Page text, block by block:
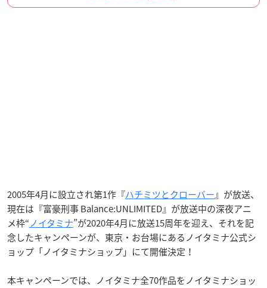
2005年4月に設立され第1作『ハチミツとクローバー』が放送、
現在は『富豪刑事 Balance:UNLIMITED』が放送中の深夜アニ
メ枠“ノイタミナ”が2020年4月に放送15周年を迎え、それを記
念したキャンペーンが、東京・お台場にあるノイタミナ公式シ
ョップ「ノイタミナショップ」にて開催決定！
本キャンペーンでは、ノイタミナ全70作品をノイタミナショッ